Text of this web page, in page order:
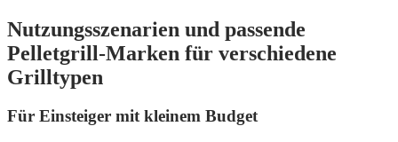
Nutzungsszenarien und passende
Pelletgrill-Marken für verschiedene
Grilltypen
Für Einsteiger mit kleinem Budget